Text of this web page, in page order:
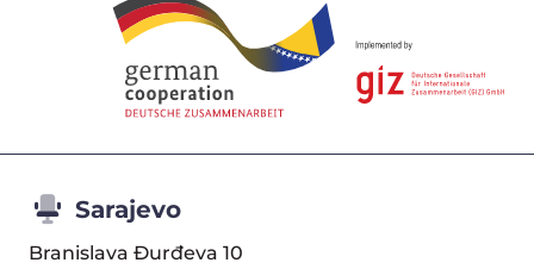
Sarajevo
Branislava Đurđeva 10